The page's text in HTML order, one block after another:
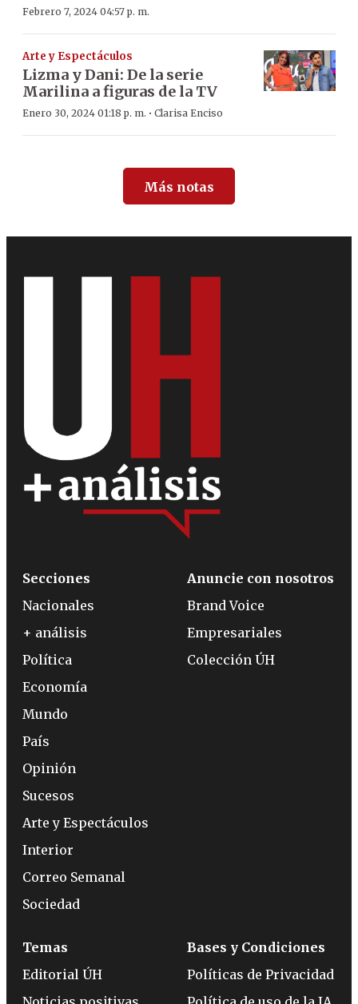
Febrero 7, 2024 04:57 p. m.
Arte y Espectáculos
Lizma y Dani: De la serie
Marilina a figuras de la TV
Enero 30, 2024 01:18 p. m. · Clarisa Enciso
Más notas
Secciones
Nacionales
+ análisis
Política
Economía
Mundo
País
Opinión
Sucesos
Arte y Espectáculos
Interior
Correo Semanal
Sociedad
Anuncie con nosotros
Brand Voice
Empresariales
Colección ÚH
Temas
Editorial ÚH
Bases y Condiciones
Políticas de Privacidad